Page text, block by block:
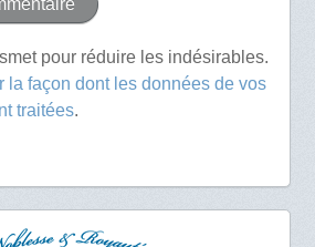
pour réduire les indésirables.
la façon dont les données de vos
traitées.